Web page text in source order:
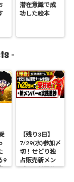
潜在意識で成
功した絵本
-
9
【残り3日】
7/29(水)参加〆
切！せどり独
占販売新メン
バーのリアル